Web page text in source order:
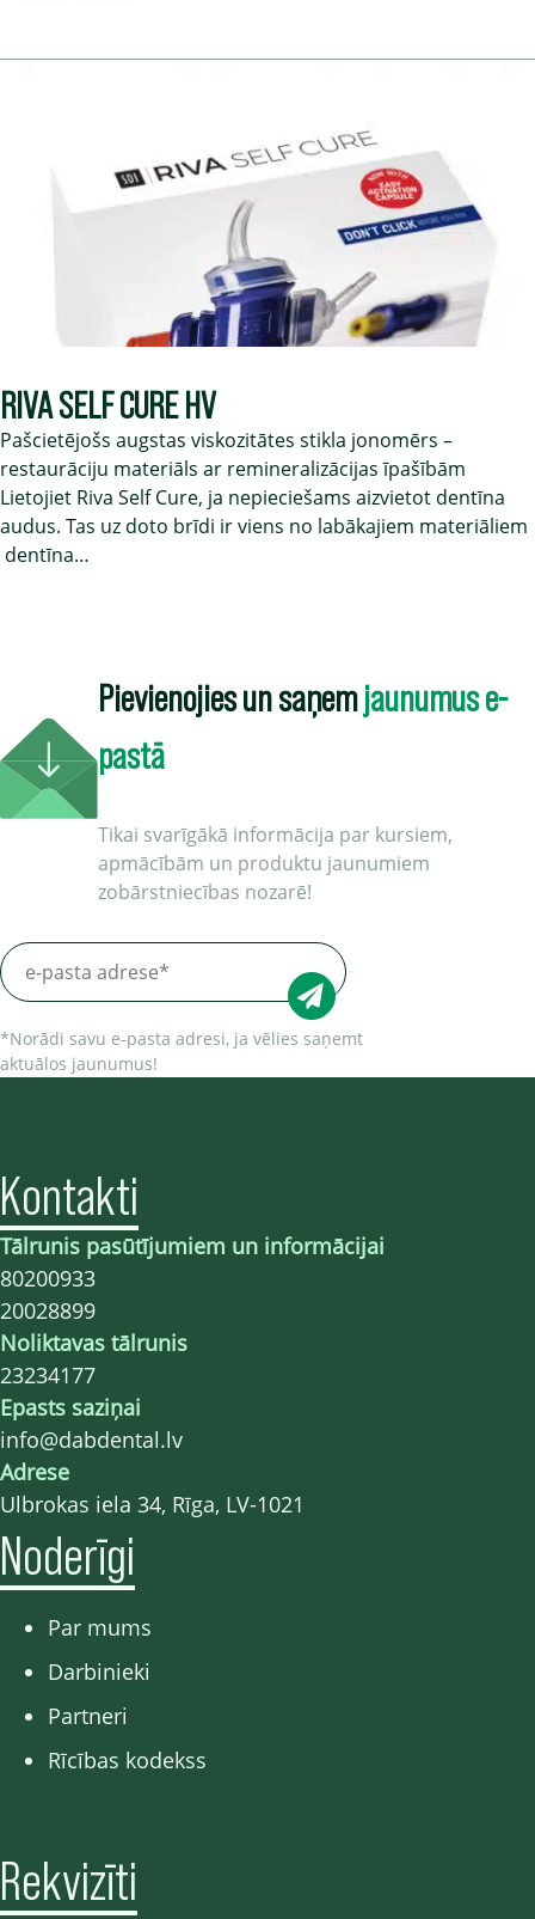
RIVA SELF CURE HV
Pašcietējošs augstas viskozitātes stikla jonomērs –
restaurāciju materiāls ar remineralizācijas īpašībām
Lietojiet Riva Self Cure, ja nepieciešams aizvietot dentīna
audus. Tas uz doto brīdi ir viens no labākajiem materiāliem
dentīna…
Pievienojies un saņemjaunumus e-
pastā
Tikai svarīgākā informācija par kursiem,
apmācībām un produktu jaunumiem
zobārstniecības nozarē!
*Norādi savu e-pasta adresi, ja vēlies saņemt
aktuālos jaunumus!
Kontakti
Tālrunis pasūtījumiem un informācijai
80200933
20028899
Noliktavas tālrunis
23234177
Epasts saziņai
info@dabdental.lv
Adrese
Ulbrokas iela 34, Rīga, LV-1021
Noderīgi
Par mums
Darbinieki
Partneri
Rīcības kodekss
Rekvizīti